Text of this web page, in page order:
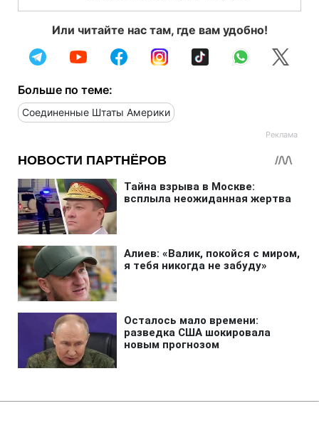
Или читайте нас там, где вам удобно!
Больше по теме:
Соединенные Штаты Америки